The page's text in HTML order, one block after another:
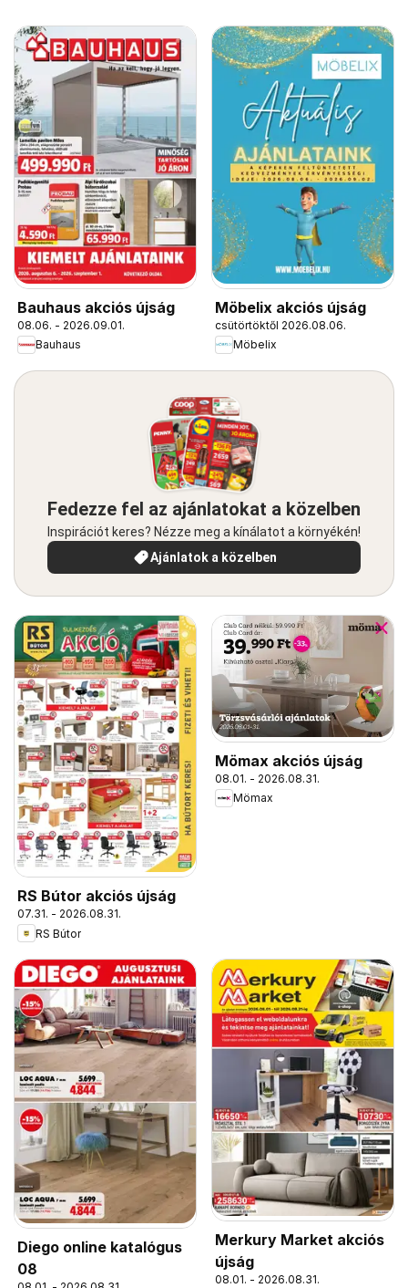
Bauhaus akciós újság
08.06. - 2026.09.01.
Bauhaus
Möbelix akciós újság
csütörtöktől 2026.08.06.
Möbelix
Fedezze fel az ajánlatokat a közelben
Inspirációt keres? Nézze meg a kínálatot a környékén!
Ajánlatok a közelben
RS Bútor akciós újság
07.31. - 2026.08.31.
RS Bútor
Mömax akciós újság
08.01. - 2026.08.31.
Mömax
Diego online katalógus
08
Merkury Market akciós
újság
08.01. - 2026.08.31.